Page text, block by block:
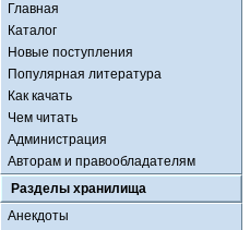
Главная
Каталог
Новые поступления
Популярная литература
Как качать
Чем читать
Администрация
Авторам и правообладателям
Разделы хранилища
Анекдоты